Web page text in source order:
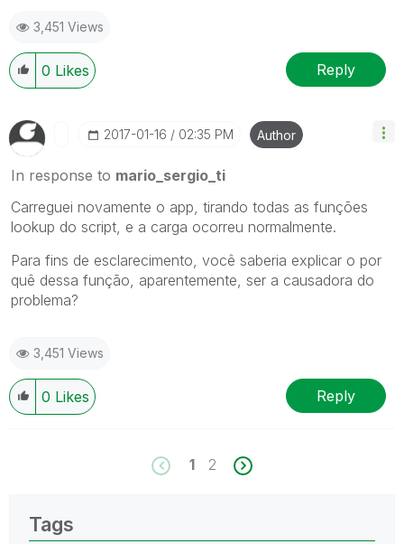
3,451 Views
0 Likes Reply
‎2017-01-16 02:35 PM Author
In response to mario_sergio_ti
Carreguei novamente o app, tirando todas as funções
lookup do script, e a carga ocorreu normalmente.
Para fins de esclarecimento, você saberia explicar o por
quê dessa função, aparentemente, ser a causadora do
problema?
3,451 Views
0 Likes Reply
1 2
Tags